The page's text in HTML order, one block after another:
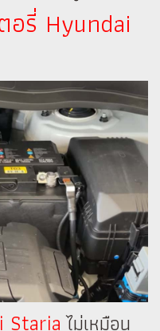
อรี่ Hyundai
Stariaไม่เหมือน